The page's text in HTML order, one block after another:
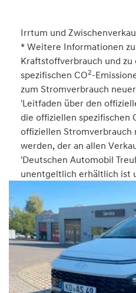
Irrtum und
* Weitere Informationen
Kraftstoffverbrauch und zu
spezifischen CO2-
zum Stromverbrauch
'Leitfaden über den
die offiziellen spezifischen
offiziellen Stromverbrauch
werden, der an allen
'Deutschen Automobil
unentgeltlich erhältlich ist